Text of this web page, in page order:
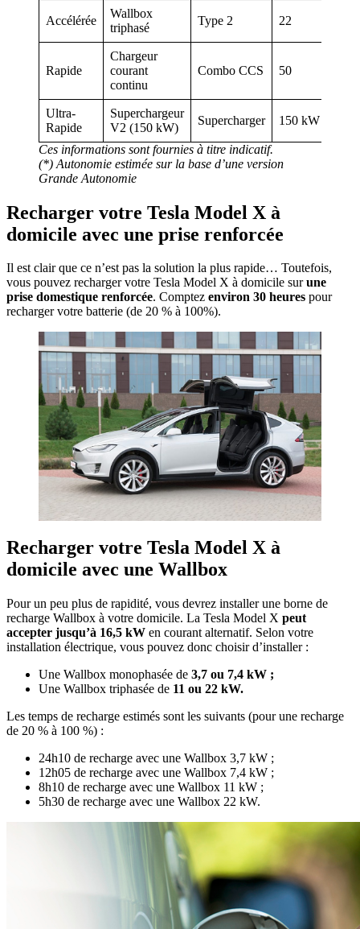
Accélérée
Wallbox
triphasé
Type 2 22
Rapide
Chargeur
courant
continu
Combo CCS 50
Ultra-
Rapide
Superchargeur
V2 (150 kW)
Supercharger 150 kW
Ces informations sont fournies à titre indicatif.
(*) Autonomie estimée sur la base d’une version
Grande Autonomie
Recharger votre Tesla Model X à
domicile avec une prise renforcée
Il est clair que ce n’est pas la solution la plus rapide… Toutefois,
vous pouvez recharger votre Tesla Model X à domicile surune
prise domestique renforcée. Comptez environ 30 heures pour
recharger votre batterie (de 20 % à 100%).
​Recharger votre Tesla Model X à
domicile avec une Wallbox
Pour un peu plus de rapidité, vous devrez installer une borne de
recharge Wallbox à votre domicile. La Tesla Model X peut
accepter jusqu’à 16,5 kW en courant alternatif. Selon votre
installation électrique, vous pouvez donc choisir d’installer :
Une Wallbox monophasée de 3,7 ou 7,4 kW ;
Une Wallbox triphasée de 11 ou 22 kW.
Les temps de recharge estimés sont les suivants (pour une recharge
de 20 % à 100 %) :
24h10 de recharge avec une Wallbox 3,7 kW ;
12h05 de recharge avec une Wallbox 7,4 kW ;
8h10 de recharge avec une Wallbox 11 kW ;
5h30 de recharge avec une Wallbox 22 kW.